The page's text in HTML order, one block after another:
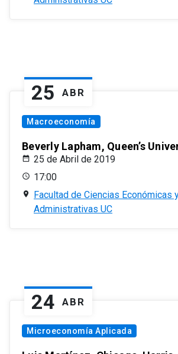
25 ABR
Macroeconomía
Beverly Lapham, Queen’s
25 de Abril de 2019
17:00
Facultad de Ciencias Económicas
Administrativas UC
24 ABR
Microeconomía Aplicada